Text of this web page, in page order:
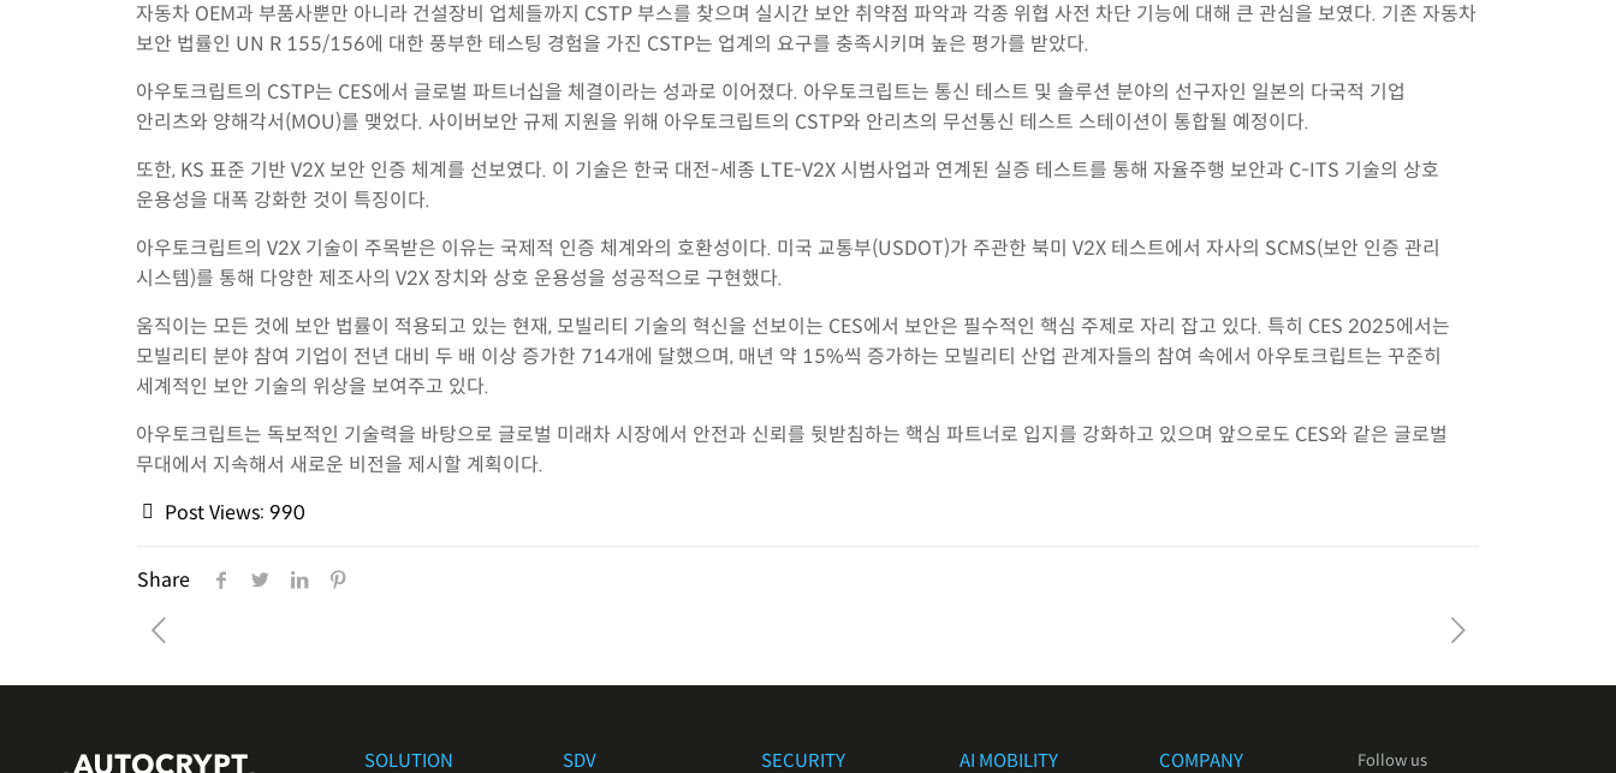
자동차 OEM과 부품사뿐만 아니라 건설장비 업체들까지 CSTP 부스를 찾으며 실시간 보안 취약점 파악과 각종 위협 사전 차단 기능에 대해 큰 관심을 보였다. 기존 자동차
보안 법률인 UN R 155/156에 대한 풍부한 테스팅 경험을 가진 CSTP는 업계의 요구를 충족시키며 높은 평가를 받았다.
아우토크립트의 CSTP는 CES에서 글로벌 파트너십을 체결이라는 성과로 이어졌다. 아우토크립트는 통신 테스트 및 솔루션 분야의 선구자인 일본의 다국적 기업
안리츠와 양해각서(MOU)를 맺었다. 사이버보안 규제 지원을 위해 아우토크립트의 CSTP와 안리츠의 무선통신 테스트 스테이션이 통합될 예정이다.
또한, KS 표준 기반 V2X 보안 인증 체계를 선보였다. 이 기술은 한국 대전-세종 LTE-V2X 시범사업과 연계된 실증 테스트를 통해 자율주행 보안과 C-ITS 기술의 상호
운용성을 대폭 강화한 것이 특징이다.
아우토크립트의 V2X 기술이 주목받은 이유는 국제적 인증 체계와의 호환성이다. 미국 교통부(USDOT)가 주관한 북미 V2X 테스트에서 자사의 SCMS(보안 인증 관리
시스템)를 통해 다양한 제조사의 V2X 장치와 상호 운용성을 성공적으로 구현했다.
움직이는 모든 것에 보안 법률이 적용되고 있는 현재, 모빌리티 기술의 혁신을 선보이는 CES에서 보안은 필수적인 핵심 주제로 자리 잡고 있다. 특히 CES 2025에서는
모빌리티 분야 참여 기업이 전년 대비 두 배 이상 증가한 714개에 달했으며, 매년 약 15%씩 증가하는 모빌리티 산업 관계자들의 참여 속에서 아우토크립트는 꾸준히
세계적인 보안 기술의 위상을 보여주고 있다.
아우토크립트는 독보적인 기술력을 바탕으로 글로벌 미래차 시장에서 안전과 신뢰를 뒷받침하는 핵심 파트너로 입지를 강화하고 있으며 앞으로도 CES와 같은 글로벌
무대에서 지속해서 새로운 비전을 제시할 계획이다.
Post Views: 990
Share
SOLUTION SDV SECURITY AI MOBILITY COMPANY Follow us